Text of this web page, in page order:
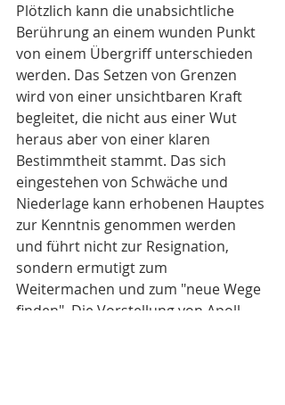
Plötzlich kann die unabsichtliche
Berührung an einem wunden Punkt
von einem Übergriff unterschieden
werden. Das Setzen von Grenzen
wird von einer unsichtbaren Kraft
begleitet, die nicht aus einer Wut
heraus aber von einer klaren
Bestimmtheit stammt. Das sich
eingestehen von Schwäche und
Niederlage kann erhobenen Hauptes
zur Kenntnis genommen werden
und führt nicht zur Resignation,
sondern ermutigt zum
Weitermachen und zum "neue Wege
finden". Die Vorstellung von Apoll,